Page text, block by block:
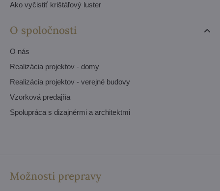
Ako vyčistiť krištáľový luster
O spoločnosti
O nás
Realizácia projektov - domy
Realizácia projektov - verejné budovy
Vzorková predajňa
Spolupráca s dizajnérmi a architektmi
Možnosti prepravy